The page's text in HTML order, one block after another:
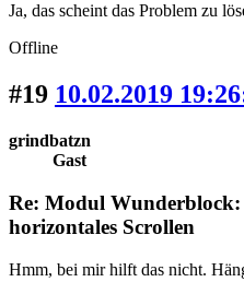
Ja, das scheint das Problem zu
Offline
#19 10.02.2019
grindbatzn
Gast
Re: Modul Wunderblock:
horizontales Scrollen
Hmm, bei mir hilft das nicht.